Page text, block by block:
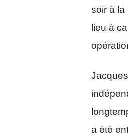
soir à la
lieu à
a été